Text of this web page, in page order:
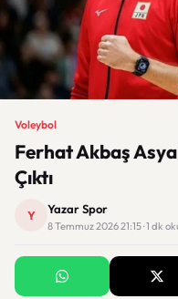
Voleybol
Ferhat Akbaş
Çıktı
Y Yazar Spor
8 Temmuz 2026 21:15 · 1 dk